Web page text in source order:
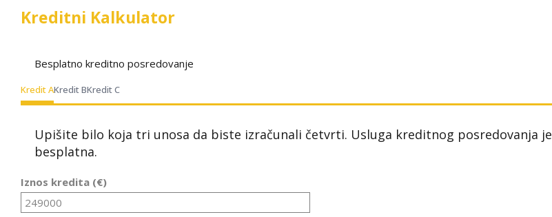
Kreditni Kalkulator
Besplatno kreditno posredovanje
Kredit AKredit BKredit C
Upišite bilo koja tri unosa da biste izračunali četvrti. Usluga kreditnog posredovanja je
besplatna.
Iznos kredita (€)